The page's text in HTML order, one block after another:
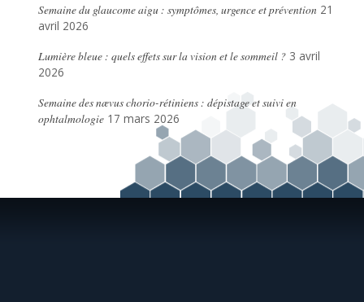
Semaine du glaucome aigu : symptômes, urgence et prévention 21
avril 2026
Lumière bleue : quels effets sur la vision et le sommeil ? 3 avril
2026
Semaine des nævus chorio-rétiniens : dépistage et suivi en
ophtalmologie 17 mars 2026